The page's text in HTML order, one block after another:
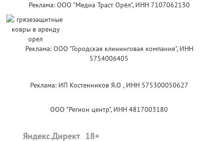
Реклама: ООО "Медиа Траст Орёл", ИНН 7107062130
Реклама: ООО "Городская клининговая компания", ИНН
5754006405
Реклама: ИП Костенников Я.О , ИНН 575300050627
ООО "Регион центр", ИНН 4817003180
Яндекс.Директ